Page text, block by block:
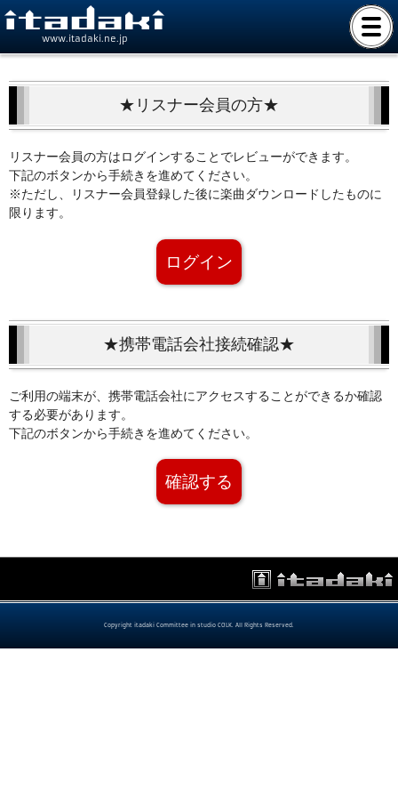
www.itadaki.ne.jp
★リスナー会員の方★
リスナー会員の方はログインすることでレビューができます。
下記のボタンから手続きを進めてください。
※ただし、リスナー会員登録した後に楽曲ダウンロードしたものに
限ります。
ログイン
★携帯電話会社接続確認★
ご利用の端末が、携帯電話会社にアクセスすることができるか確認
する必要があります。
下記のボタンから手続きを進めてください。
確認する
Copyright itadaki Committee in studio COLK. All Rights Reserved.